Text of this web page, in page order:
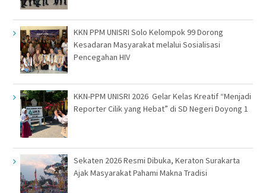
KKN PPM UNISRI Solo Kelompok 99 Dorong
Kesadaran Masyarakat melalui Sosialisasi
Pencegahan HIV
KKN-PPM UNISRI 2026 Gelar Kelas Kreatif “Menjadi
Reporter Cilik yang Hebat” di SD Negeri Doyong 1
Sekaten 2026 Resmi Dibuka, Keraton Surakarta
Ajak Masyarakat Pahami Makna Tradisi